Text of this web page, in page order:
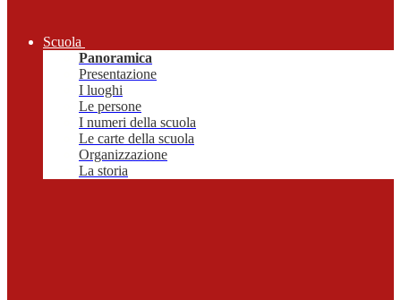
Scuola
Panoramica
Presentazione
I luoghi
Le persone
I numeri della scuola
Le carte della scuola
Organizzazione
La storia